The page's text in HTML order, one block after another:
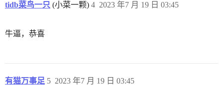
tidb菜鸟一只 (小菜一颗) 2023 年7 月 19 日 03:45
4
牛逼，恭喜
有猫万事足 2023 年7 月 19 日 03:45
5